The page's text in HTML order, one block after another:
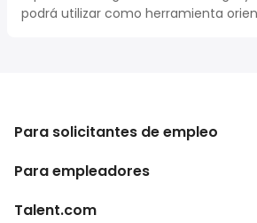
podrá utilizar como herramienta
Para solicitantes de empleo
Buscador de trabajo
Para empleadores
Empresa
Talent.com